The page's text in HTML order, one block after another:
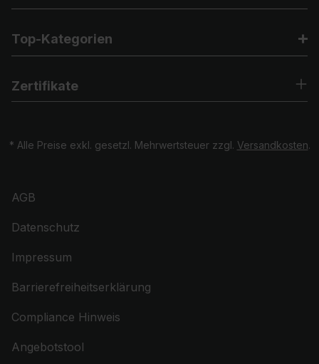
Top-Kategorien
Zertifikate
* Alle Preise exkl. gesetzl. Mehrwertsteuer zzgl. Versandkosten.
AGB
Datenschutz
Impressum
Barrierefreiheitserklärung
Compliance Hinweis
Angebotstool